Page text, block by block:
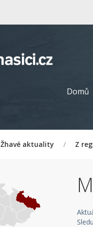
Domů
Žhavé aktuality / Z